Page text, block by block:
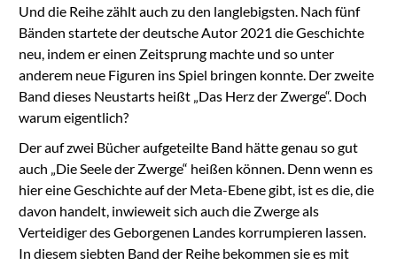
Und die Reihe zählt auch zu den langlebigsten. Nach fünf
Bänden startete der deutsche Autor 2021 die Geschichte
neu, indem er einen Zeitsprung machte und so unter
anderem neue Figuren ins Spiel bringen konnte. Der zweite
Band dieses Neustarts heißt „Das Herz der Zwerge“. Doch
warum eigentlich?
Der auf zwei Bücher aufgeteilte Band hätte genau so gut
auch „Die Seele der Zwerge“ heißen können. Denn wenn es
hier eine Geschichte auf der Meta-Ebene gibt, ist es die, die
davon handelt, inwieweit sich auch die Zwerge als
Verteidiger des Geborgenen Landes korrumpieren lassen.
In diesem siebten Band der Reihe bekommen sie es mit